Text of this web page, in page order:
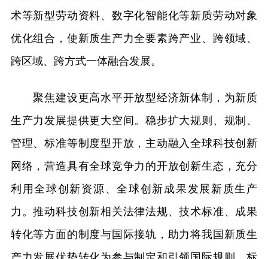
术等新型劳动资料、数字化智能化等新质劳动对象
优化组合，使新质生产力全要素跨产业、跨领域、
跨区域、跨方式一体融合发展。
聚焦建设更高水平开放型经济新体制，为新质
生产力发展提供更大空间。稳步扩大规则、规制、
管理、标准等制度型开放，主动融入全球科技创新
网络，营造具有全球竞争力的开放创新生态，充分
利用全球创新资源、全球创新成果发展新质生产
力。推动科技创新相关法律法规、技术标准、成果
转化等方面的制度与国际接轨，助力将我国新质生